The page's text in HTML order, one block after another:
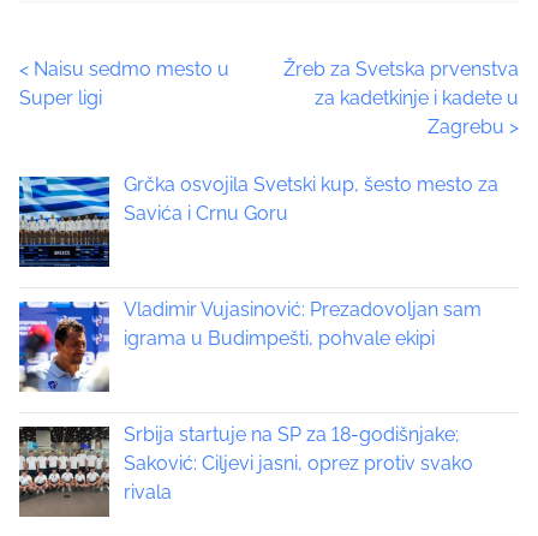
h
i
o
s
t
o
n
:
P
s
t
s
n
a
i
g
< Naisu sedmo mesto u
Super ligi
Žreb za Svetska prvenstva
za kadetkinje i kadete u
Zagrebu >
Grčka osvojila Svetski kup, šesto mesto za
Savića i Crnu Goru
Vladimir Vujasinović: Prezadovoljan sam
igrama u Budimpešti, pohvale ekipi
Srbija startuje na SP za 18-godišnjake;
Saković: Ciljevi jasni, oprez protiv svako
rivala